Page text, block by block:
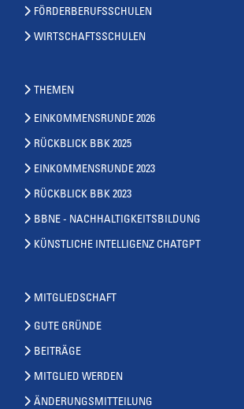
FÖRDERBERUFSSCHULEN
WIRTSCHAFTSSCHULEN
THEMEN
EINKOMMENSRUNDE 2026
RÜCKBLICK BBK 2025
EINKOMMENSRUNDE 2023
RÜCKBLICK BBK 2023
BBNE - NACHHALTIGKEITSBILDUNG
KÜNSTLICHE INTELLIGENZ CHATGPT
MITGLIEDSCHAFT
GUTE GRÜNDE
BEITRÄGE
MITGLIED WERDEN
ÄNDERUNGSMITTEILUNG